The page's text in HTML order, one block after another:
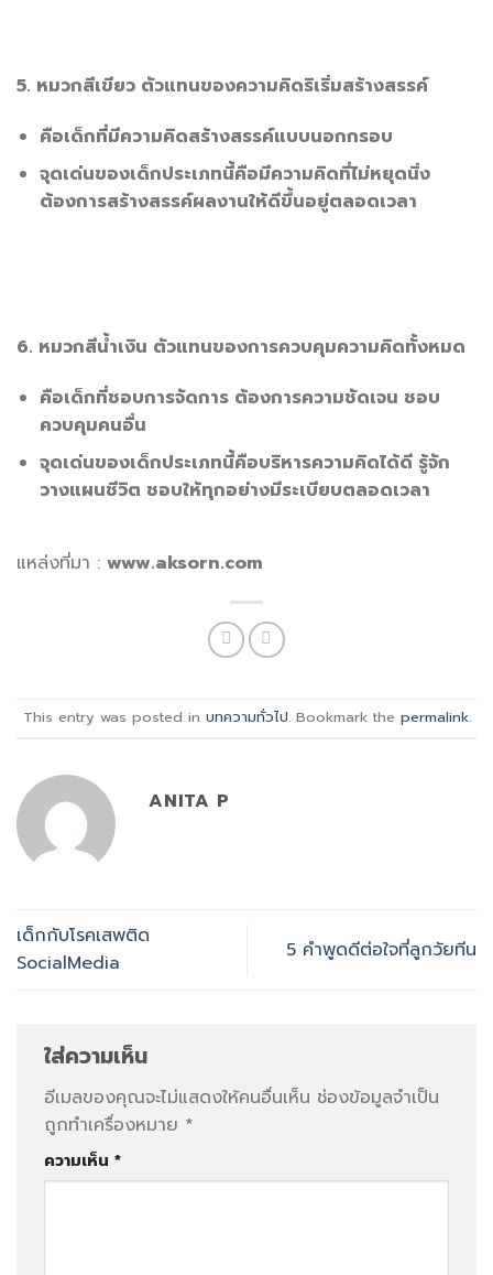
5. หมวกสีเขียว ตัวแทนของความคิดริเริ่มสร้างสรรค์
คือเด็กที่มีความคิดสร้างสรรค์แบบนอกกรอบ
จุดเด่นของเด็กประเภทนี้คือมีความคิดที่ไม่หยุดนิ่ง
ต้องการสร้างสรรค์ผลงานให้ดีขึ้นอยู่ตลอดเวลา
6. หมวกสีน้ำเงิน ตัวแทนของการควบคุมความคิดทั้งหมด
คือเด็กที่ชอบการจัดการ ต้องการความชัดเจน ชอบ
ควบคุมคนอื่น
จุดเด่นของเด็กประเภทนี้คือบริหารความคิดได้ดี รู้จัก
วางแผนชีวิต ชอบให้ทุกอย่างมีระเบียบตลอดเวลา
แหล่งที่มา : www.aksorn.com
This entry was posted in บทความทั่วไป. Bookmark the permalink.
ANITA P
เด็กกับโรคเสพติด
SocialMedia
5 คำพูดดีต่อใจที่ลูกวัยทีน
ใส่ความเห็น
อีเมลของคุณจะไม่แสดงให้คนอื่นเห็น ช่องข้อมูลจำเป็น
ถูกทำเครื่องหมาย *
ความเห็น *